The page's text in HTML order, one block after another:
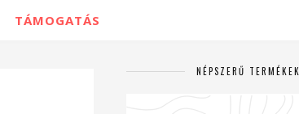
TÁMOGATÁS
NÉPSZERŰ TERMÉKEK